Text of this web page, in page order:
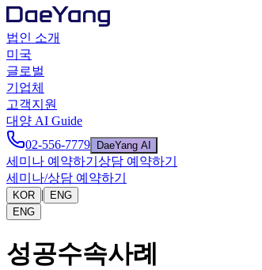
법인 소개
미국
글로벌
기업체
고객지원
대양 AI Guide
02-556-7779
DaeYang AI
세미나 예약하기 상담 예약하기
세미나/상담 예약하기
KOR |
ENG
ENG
성공수속사례